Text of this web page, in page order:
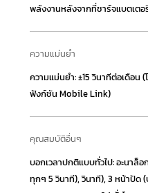
พลังงานหลังจากที่ชาร์จแบตเตอ
ความแม่นยำ
ความแม่นยำ: ±15 วินาทีต่อเดือ
ฟังก์ชัน Mobile Link)
คุณสมบัติอื่นๆ
บอกเวลาปกติแบบทั่วไป: อะนาล็อ
ทุกๆ 5 วินาที), วินาที), 3 หน้าปัด